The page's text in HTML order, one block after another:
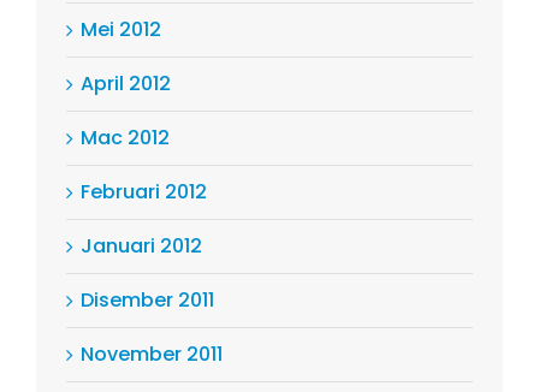
Mei 2012
April 2012
Mac 2012
Februari 2012
Januari 2012
Disember 2011
November 2011